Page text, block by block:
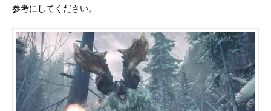
参考にしてください。